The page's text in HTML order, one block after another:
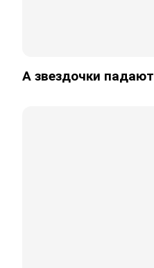
А звездочки падают